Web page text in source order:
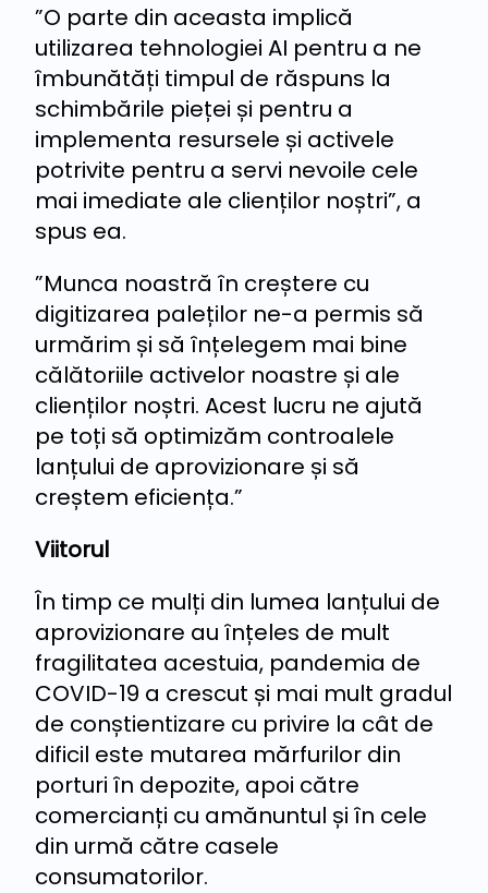
”O parte din aceasta implică
utilizarea tehnologiei AI pentru a ne
îmbunătăți timpul de răspuns la
schimbările pieței și pentru a
implementa resursele și activele
potrivite pentru a servi nevoile cele
mai imediate ale clienților noștri”, a
spus ea.
”Munca noastră în creștere cu
digitizarea paleților ne-a permis să
urmărim și să înțelegem mai bine
călătoriile activelor noastre și ale
clienților noștri. Acest lucru ne ajută
pe toți să optimizăm controalele
lanțului de aprovizionare și să
creștem eficiența.”
Viitorul
În timp ce mulți din lumea lanțului de
aprovizionare au înțeles de mult
fragilitatea acestuia, pandemia de
COVID-19 a crescut și mai mult gradul
de conștientizare cu privire la cât de
dificil este mutarea mărfurilor din
porturi în depozite, apoi către
comercianți cu amănuntul și în cele
din urmă către casele
consumatorilor.